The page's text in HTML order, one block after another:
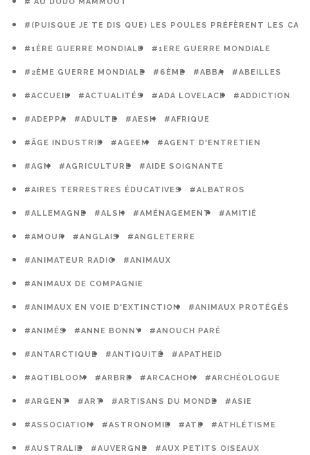
#(PUISQUE JE TE DIS QUE) LES POULES PRÉFÈRENT LES
#1ÈRE GUERRE MONDIALE #1ERE GUERRE MONDIALE
#2ÈME GUERRE MONDIALE #6ÈME #ABBA #ABEILLES
#ACCUEIL #ACTUALITÉS #ADA LOVELACE #ADDICTION
#ADEPPA #ADULTE #AESH #AFRIQUE
#ÂGE INDUSTRIE #AGEEM #AGENT D'ENTRETIEN
#AGN #AGRICULTURE #AIDE SOIGNANTE
#AIRES TERRESTRES ÉDUCATIVES #ALBATROS
#ALLEMAGNE #ALSH #AMÉNAGEMENT #AMITIÉ
#AMOUR #ANGLAIS #ANGLETERRE
#ANIMATEUR RADIO #ANIMAUX
#ANIMAUX DE COMPAGNIE
#ANIMAUX EN VOIE D'EXTINCTION #ANIMAUX PROTÉGÉS
#ANIMÉS #ANNE BONNY #ANOUCH PARÉ
#ANTARCTIQUE #ANTIQUITÉ #APATHEID
#AQTIBLOOM #ARBRE #ARCACHON #ARCHÉOLOGUE
#ARGENT #ART #ARTISANS DU MONDE #ASIE
#ASSOCIATION #ASTRONOMIE #ATE #ATHLÉTISME
#AUSTRALIE #AUVERGNE #AUX PETITS OISEAUX